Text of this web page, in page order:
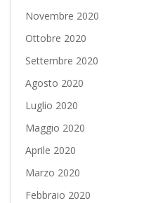
Novembre 2020
Ottobre 2020
Settembre 2020
Agosto 2020
Luglio 2020
Maggio 2020
Aprile 2020
Marzo 2020
Febbraio 2020